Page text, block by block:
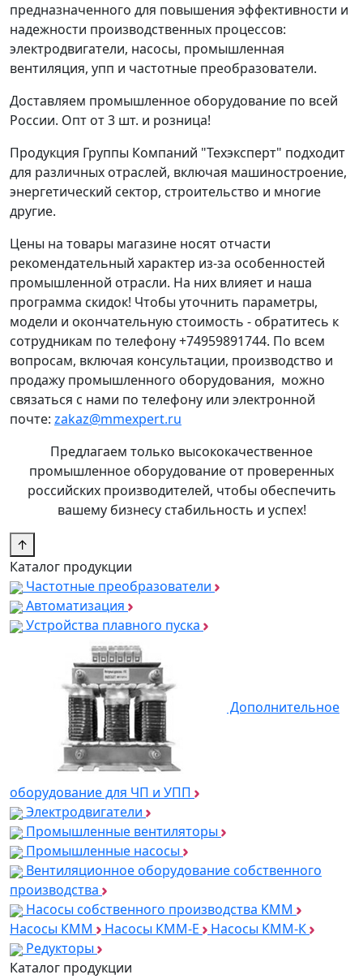
предназначенного для повышения эффективности и
надежности производственных процессов:
электродвигатели, насосы, промышленная
вентиляция, упп и частотные преобразователи.
Доставляем промышленное оборудование по всей
России. Опт от 3 шт. и розница!
Продукция Группы Компаний "Техэксперт" подходит
для различных отраслей, включая машиностроение,
энергетический сектор, строительство и многие
другие.
Цены на товары магазине носят отчасти
рекомендательный характер из-за особенностей
промышленной отрасли. На них влияет и наша
программа скидок! Чтобы уточнить параметры,
модели и окончательную стоимость - обратитесь к
сотрудникам по телефону +74959891744. По всем
вопросам, включая консультации, производство и
продажу промышленного оборудования, можно
связаться с нами по телефону или электронной
почте: zakaz@mmexpert.ru
Предлагаем только высококачественное
промышленное оборудование от проверенных
российских производителей, чтобы обеспечить
вашему бизнесу стабильность и успех!
↑
Каталог продукции
Частотные преобразователи
Автоматизация
Устройства плавного пуска
Дополнительное
оборудование для ЧП и УПП
Электродвигатели
Промышленные вентиляторы
Промышленные насосы
Вентиляционное оборудование собственного
производства
Насосы собственного производства KMM
Насосы КММ
Насосы КММ-Е
Насосы КММ-К
Редукторы
Каталог продукции